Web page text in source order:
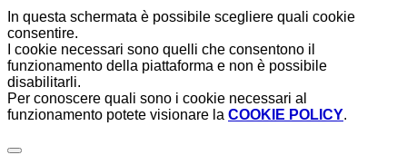
In questa schermata è possibile scegliere quali cookie
consentire.
I cookie necessari sono quelli che consentono il
funzionamento della piattaforma e non è possibile
disabilitarli.
Per conoscere quali sono i cookie necessari al
funzionamento potete visionare la COOKIE POLICY.